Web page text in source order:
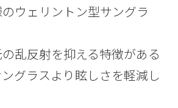
ウェリントン型サングラ
乱反射を抑える特徴がある
グラスより眩しさを軽減し